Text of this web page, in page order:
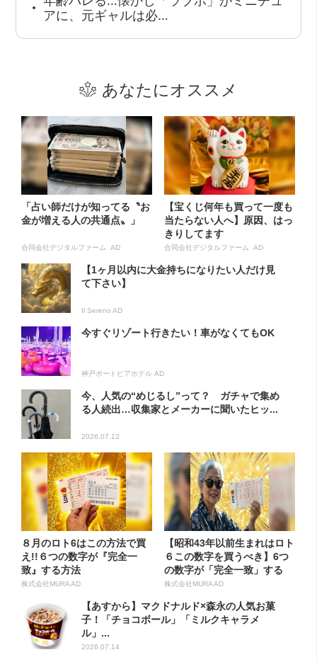
アに、元ギャルは必…
あなたにオススメ
「占い師だけが知ってる〝お
金が増える人の共通点〟」
合同会社デジタルファーム AD
【宝くじ何年も買って一度も
当たらない人へ】原因、はっ
きりしてます
合同会社デジタルファーム AD
【1ヶ月以内に大金持ちになりたい人だけ見
て下さい】
Il Sereno AD
今すぐリゾート行きたい！車がなくてもOK
神戸ポートピアホテル AD
今、人気の“めじるし”って？ ガチャで集め
る人続出…収集家とメーカーに聞いたヒッ...
2026.07.12
８月のロト6はこの方法で買
え!!６つの数字が『完全一
致』する方法
株式会社MURA AD
【昭和43年以前生まれはロト
６この数字を買うべき】6つ
の数字が「完全一致」する
方...
株式会社MURA AD
【あすから】マクドナルド×森永の人気お菓
子！「チョコボール」「ミルクキャラメ
ル」...
2026.07.14